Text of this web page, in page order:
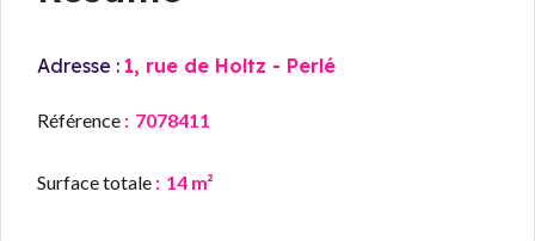
Adresse : 1, rue de Holtz - Perlé
Référence 7078411
Surface totale 14 m²